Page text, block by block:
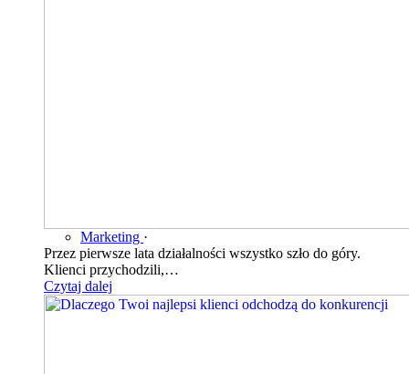
Marketing ·
Przez pierwsze lata działalności wszystko szło do góry.
Klienci przychodzili,…
Czytaj dalej